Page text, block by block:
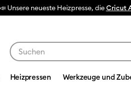
NEUER NIEDRIGER PREIS:Cricut Maker™
Heizpressen Werkzeuge und